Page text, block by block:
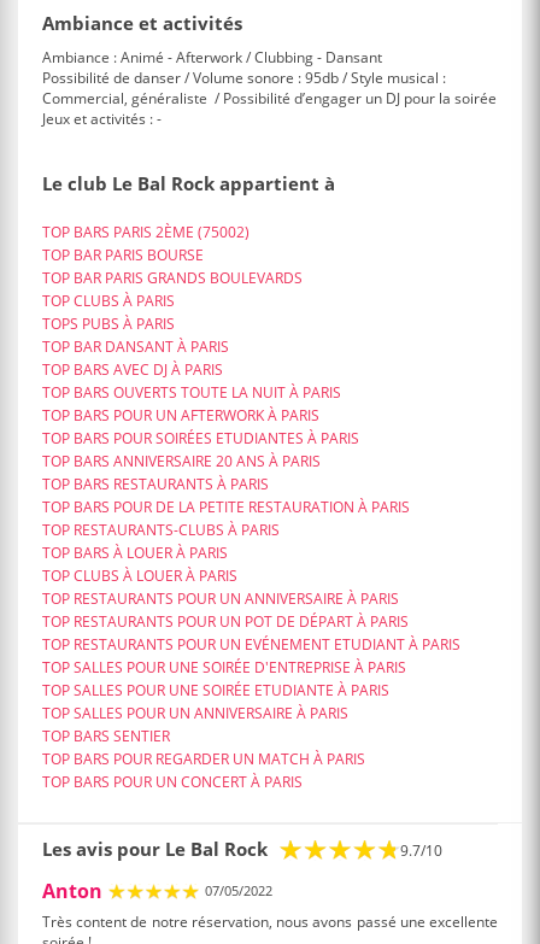
Ambiance et activités
Ambiance : Animé - Afterwork / Clubbing - Dansant
Possibilité de danser / Volume sonore : 95db / Style musical :
Commercial, généraliste / Possibilité d’engager un DJ pour la soirée
Jeux et activités : -
Le club Le Bal Rock appartient à
TOP BARS PARIS 2ÈME (75002)
TOP BAR PARIS BOURSE
TOP BAR PARIS GRANDS BOULEVARDS
TOP CLUBS À PARIS
TOPS PUBS À PARIS
TOP BAR DANSANT À PARIS
TOP BARS AVEC DJ À PARIS
TOP BARS OUVERTS TOUTE LA NUIT À PARIS
TOP BARS POUR UN AFTERWORK À PARIS
TOP BARS POUR SOIRÉES ETUDIANTES À PARIS
TOP BARS ANNIVERSAIRE 20 ANS À PARIS
TOP BARS RESTAURANTS À PARIS
TOP BARS POUR DE LA PETITE RESTAURATION À PARIS
TOP RESTAURANTS-CLUBS À PARIS
TOP BARS À LOUER À PARIS
TOP CLUBS À LOUER À PARIS
TOP RESTAURANTS POUR UN ANNIVERSAIRE À PARIS
TOP RESTAURANTS POUR UN POT DE DÉPART À PARIS
TOP RESTAURANTS POUR UN EVÉNEMENT ETUDIANT À PARIS
TOP SALLES POUR UNE SOIRÉE D'ENTREPRISE À PARIS
TOP SALLES POUR UNE SOIRÉE ETUDIANTE À PARIS
TOP SALLES POUR UN ANNIVERSAIRE À PARIS
TOP BARS SENTIER
TOP BARS POUR REGARDER UN MATCH À PARIS
TOP BARS POUR UN CONCERT À PARIS
Les avis pour Le Bal Rock 9.7/10
Anton 07/05/2022
Très content de notre réservation, nous avons passé une excellente